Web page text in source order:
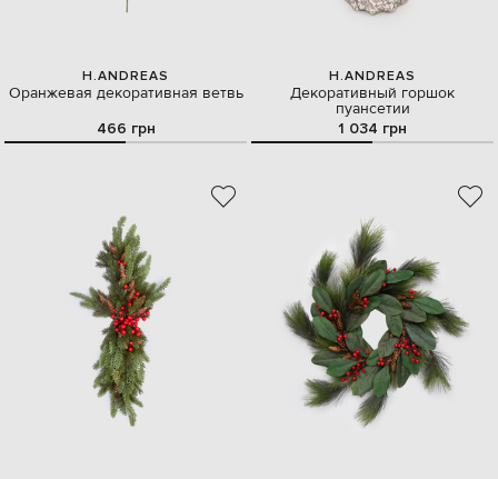
H.ANDREAS
Оранжевая декоративная ветвь
466 грн
H.ANDREAS
Декоративный горшок
пуансетии
1 034 грн